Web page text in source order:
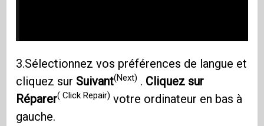
3.Sélectionnez vos préférences de langue et
cliquez sur Suivant(Next) . Cliquez sur
Réparer( Click Repair) votre ordinateur en bas à
gauche.